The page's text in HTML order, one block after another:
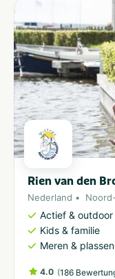
Rien van den
Nederland
Actief & outdoor
Kids & familie
Meren & plassen
4.0 (186